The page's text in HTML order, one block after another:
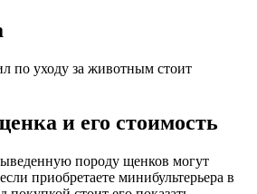
по уходу за животным стоит
и его стоимость
породу щенков могут
приобретаете минибультерьера в